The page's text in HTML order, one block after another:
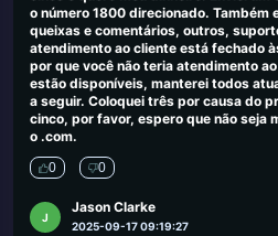
o número 1800 direcionado. Também
queixas e comentários, outros,
atendimento ao cliente está fechado
por que você não teria atendimento
estão disponíveis, manterei todos
a seguir. Coloquei três por causa do
cinco, por favor, espero que não seja
o .com.
0 0
J
Jason Clarke
2025-09-17 09:19:27